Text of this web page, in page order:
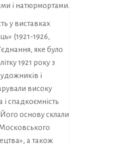
і натюрмортами.
у виставках
(1921-1926,
яке було
1921 року з
і
високу
і спадкоємність
основу склали
а також